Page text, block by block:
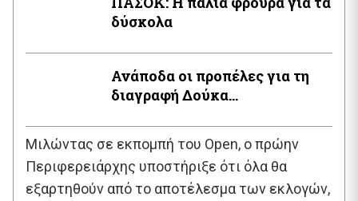
δύσκολα
Ανάποδα οι προπέλες για τη
διαγραφή Δούκα…
Μιλώντας σε εκπομπή του Open, ο πρώην
Περιφερειάρχης υποστήριξε ότι όλα θα
εξαρτηθούν από το αποτέλεσμα των εκλογών,